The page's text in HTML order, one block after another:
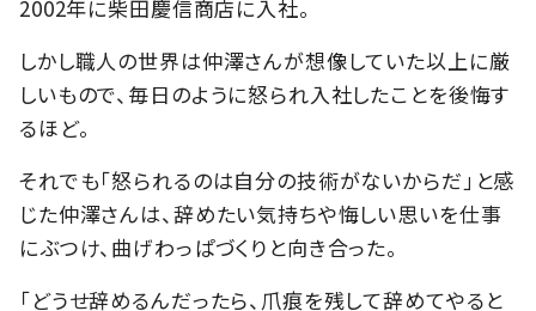
2002年に柴田慶信商店に入社。
しかし職人の世界は仲澤さんが想像していた以上に厳
しいもので、毎日のように怒られ入社したことを後悔す
るほど。
それでも「怒られるのは自分の技術がないからだ」と感
じた仲澤さんは、辞めたい気持ちや悔しい思いを仕事
にぶつけ、曲げわっぱづくりと向き合った。
「どうせ辞めるんだったら、爪痕を残して辞めてやると